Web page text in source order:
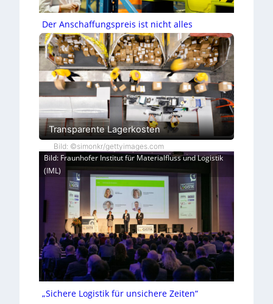
Der Anschaffungspreis ist nicht alles
Transparente Lagerkosten
Bild: ©simonkr/gettyimages.com
Bild: Fraunhofer Institut für Materialfluss und Logistik
(IML)
„Sichere Logistik für unsichere Zeiten“